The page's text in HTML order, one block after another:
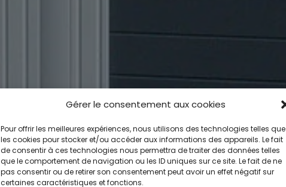
Gérer le consentement aux cookies
Pour offrir les meilleures expériences, nous utilisons des technologies telles que
les cookies pour stocker et/ou accéder aux informations des appareils. Le fait
de consentir à ces technologies nous permettra de traiter des données telles
que le comportement de navigation ou les ID uniques sur ce site. Le fait de ne
pas consentir ou de retirer son consentement peut avoir un effet négatif sur
certaines caractéristiques et fonctions.